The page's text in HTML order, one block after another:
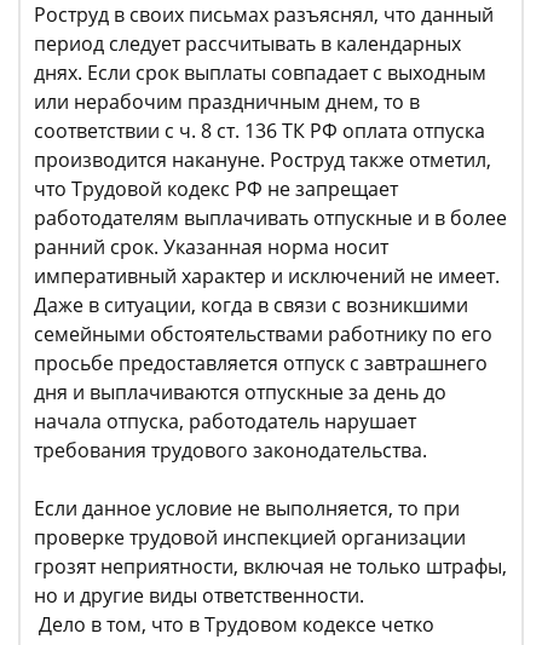
Роструд в своих письмах разъяснял, что данный
период следует рассчитывать в календарных
днях. Если срок выплаты совпадает с выходным
или нерабочим праздничным днем, то в
соответствии с ч. 8 ст. 136 ТК РФ оплата отпуска
производится накануне. Роструд также отметил,
что Трудовой кодекс РФ не запрещает
работодателям выплачивать отпускные и в более
ранний срок. Указанная норма носит
императивный характер и исключений не имеет.
Даже в ситуации, когда в связи с возникшими
семейными обстоятельствами работнику по его
просьбе предоставляется отпуск с завтрашнего
дня и выплачиваются отпускные за день до
начала отпуска, работодатель нарушает
требования трудового законодательства.
Если данное условие не выполняется, то при
проверке трудовой инспекцией организации
грозят неприятности, включая не только штрафы,
но и другие виды ответственности.
Дело в том, что в Трудовом кодексе четко